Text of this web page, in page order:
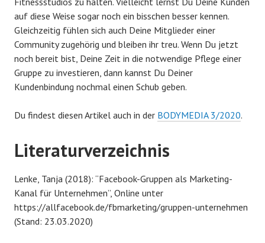
auf diese Weise sogar noch ein bisschen besser kennen.
Gleichzeitig fühlen sich auch Deine Mitglieder einer
Community zugehörig und bleiben ihr treu. Wenn Du jetzt
noch bereit bist, Deine Zeit in die notwendige Pflege einer
Gruppe zu investieren, dann kannst Du Deiner
Kundenbindung nochmal einen Schub geben.
Du findest diesen Artikel auch in der BODYMEDIA 3/2020.
Literaturverzeichnis
Lenke, Tanja (2018): “Facebook-Gruppen als Marketing-
Kanal für Unternehmen”, Online unter
https://allfacebook.de/fbmarketing/gruppen-unternehmen
(Stand: 23.03.2020)